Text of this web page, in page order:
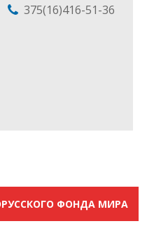
375(16)416-51-36
ФОНДА МИРА